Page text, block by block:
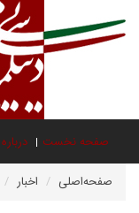
صفحه نخست
صفحه‌اصلی اخبار